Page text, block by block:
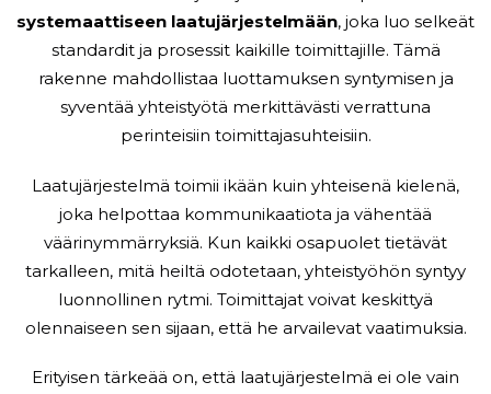
systemaattiseen laatujärjestelmään, joka luo selkeät
standardit ja prosessit kaikille toimittajille. Tämä
rakenne mahdollistaa luottamuksen syntymisen ja
syventää yhteistyötä merkittävästi verrattuna
perinteisiin toimittajasuhteisiin.
Laatujärjestelmä toimii ikään kuin yhteisenä kielenä,
joka helpottaa kommunikaatiota ja vähentää
väärinymmärryksiä. Kun kaikki osapuolet tietävät
tarkalleen, mitä heiltä odotetaan, yhteistyöhön syntyy
luonnollinen rytmi. Toimittajat voivat keskittyä
olennaiseen sen sijaan, että he arvailevat vaatimuksia.
Erityisen tärkeää on, että laatujärjestelmä ei ole vain